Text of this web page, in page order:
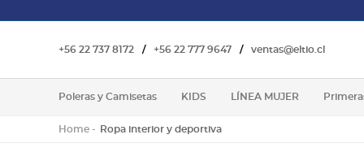
+56 22 737 8172 / +56 22 777 9647 / ventas@eltio.cl
Poleras y Camisetas KIDS LÍNEA MUJER
Home Ropa interior y deportiva